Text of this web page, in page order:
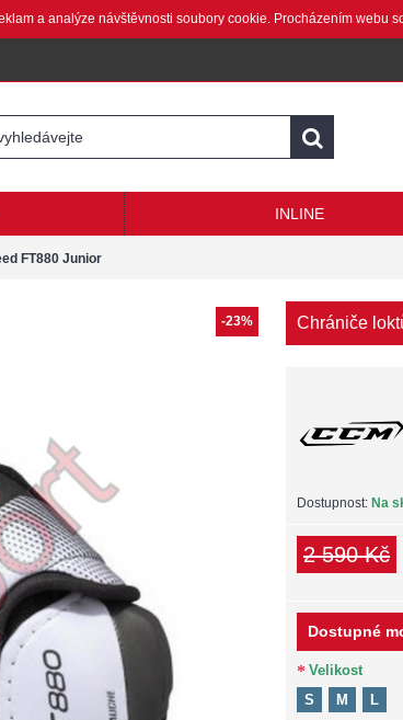
a analýze návštěvnosti soubory cookie. Procházením webu
INLINE
FT880 Junior
-23% Chrániče
Dostupnost: Na
2 590 Kč
Dostupné
Velikost
S
M L